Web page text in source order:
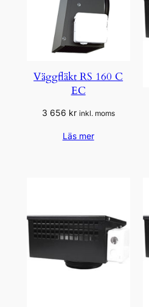
Väggfläkt RS 160 C
EC
3 656 kr inkl. moms
Läs mer